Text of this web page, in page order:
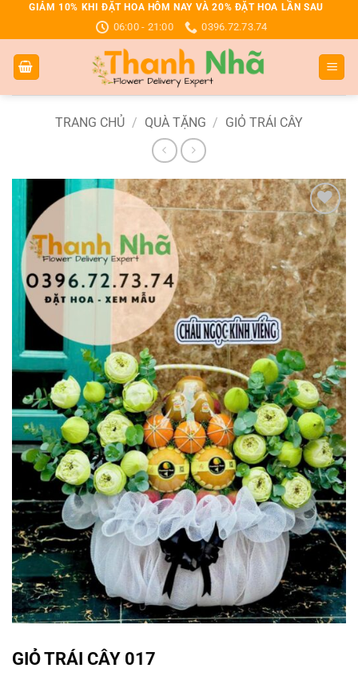
dung
GIẢM 10% KHI ĐẶT HOA HÔM NAY VÀ 20% ĐẶT HOA LẦN SAU
06:00 - 21:00 0396.72.73.74
TRANG CHỦ / QUÀ TẶNG / GIỎ TRÁI CÂY
Add to
wishlist
GIỎ TRÁI CÂY 017